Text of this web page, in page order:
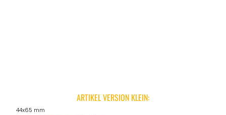
ARTIKEL VERSION KLEIN:
44x65 mm